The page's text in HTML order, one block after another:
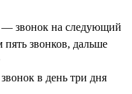
— звонок на следующий
пять звонков, дальше
в день три дня